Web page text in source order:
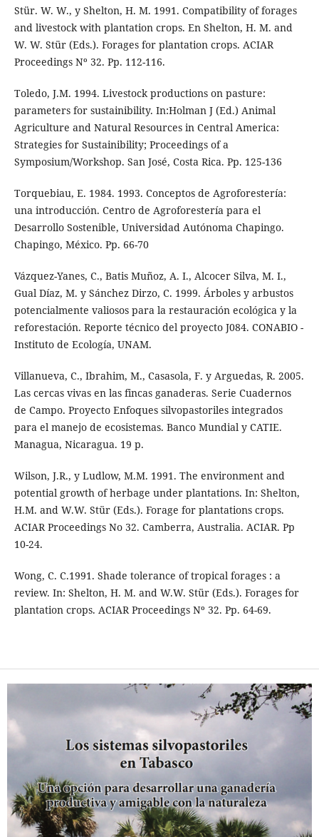
Stür. W. W., y Shelton, H. M. 1991. Compatibility of forages
and livestock with plantation crops. En Shelton, H. M. and
W. W. Stür (Eds.). Forages for plantation crops. ACIAR
Proceedings Nº 32. Pp. 112-116.
Toledo, J.M. 1994. Livestock productions on pasture:
parameters for sustainibility. In:Holman J (Ed.) Animal
Agriculture and Natural Resources in Central America:
Strategies for Sustainibility; Proceedings of a
Symposium/Workshop. San José, Costa Rica. Pp. 125-136
Torquebiau, E. 1984. 1993. Conceptos de Agroforestería:
una introducción. Centro de Agroforestería para el
Desarrollo Sostenible, Universidad Autónoma Chapingo.
Chapingo, México. Pp. 66-70
Vázquez-Yanes, C., Batis Muñoz, A. I., Alcocer Silva, M. I.,
Gual Díaz, M. y Sánchez Dirzo, C. 1999. Árboles y arbustos
potencialmente valiosos para la restauración ecológica y la
reforestación. Reporte técnico del proyecto J084. CONABIO -
Instituto de Ecología, UNAM.
Villanueva, C., Ibrahim, M., Casasola, F. y Arguedas, R. 2005.
Las cercas vivas en las fincas ganaderas. Serie Cuadernos
de Campo. Proyecto Enfoques silvopastoriles integrados
para el manejo de ecosistemas. Banco Mundial y CATIE.
Managua, Nicaragua. 19 p.
Wilson, J.R., y Ludlow, M.M. 1991. The environment and
potential growth of herbage under plantations. In: Shelton,
H.M. and W.W. Stür (Eds.). Forage for plantations crops.
ACIAR Proceedings No 32. Camberra, Australia. ACIAR. Pp
10-24.
Wong, C. C.1991. Shade tolerance of tropical forages : a
review. In: Shelton, H. M. and W.W. Stür (Eds.). Forages for
plantation crops. ACIAR Proceedings Nº 32. Pp. 64-69.